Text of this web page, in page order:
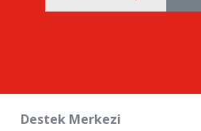
Destek Merkezi